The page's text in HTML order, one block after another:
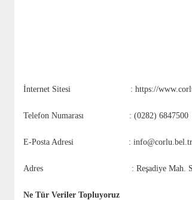
İnternet Sitesi : https://
Telefon Numarası : (0282) 6847500
E-Posta Adresi : info@corlu.bel.tr
Adres : Reşadiye Mah. Salih
Ne Tür Veriler Topluyoruz